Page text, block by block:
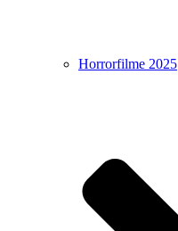
Horrorfilme 2025